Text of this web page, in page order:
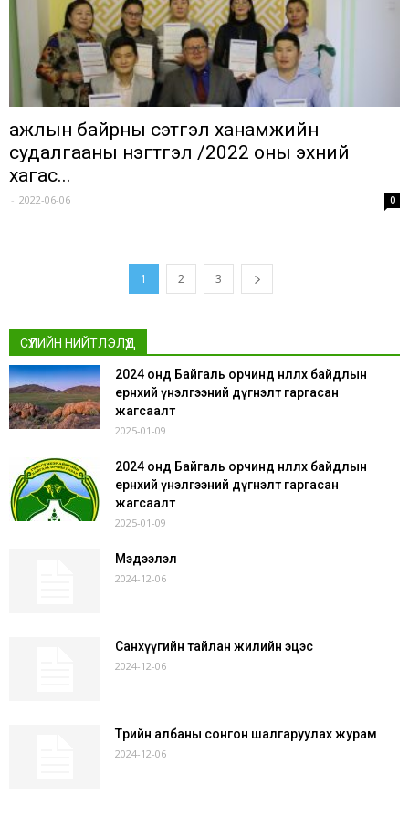
ажлын байрны сэтгэл ханамжийн
судалгааны нэгтгэл /2022 оны эхний
хагас...
- 2022-06-06 0
1 2 3
СҮҮЛИЙН НИЙТЛЭЛҮҮД
2024 онд Байгаль орчинд нөлөөлөх байдлын
ерөнхий үнэлгээний дүгнэлт гаргасан
жагсаалт
2025-01-09
2024 онд Байгаль орчинд нөлөөлөх байдлын
ерөнхий үнэлгээний дүгнэлт гаргасан
жагсаалт
2025-01-09
Мэдээлэл
2024-12-06
Санхүүгийн тайлан жилийн эцэс
2024-12-06
Төрийн албаны сонгон шалгаруулах журам
2024-12-06